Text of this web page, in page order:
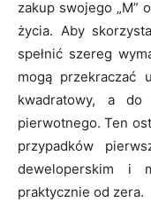
zakup swojego „M”
życia. Aby
spełnić szereg
mogą przekraczać
kwadratowy, a
pierwotnego. Ten
przypadków
deweloperskim i
praktycznie od zera.